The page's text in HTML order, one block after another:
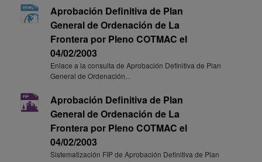
Aprobación Definitiva de Plan
General de Ordenación de La
Frontera por Pleno COTMAC el
04/02/2003
Enlace a la consulta de Aprobación Definitiva de Plan
General de Ordenación...
Aprobación Definitiva de Plan
General de Ordenación de La
Frontera por Pleno COTMAC el
04/02/2003
Sistematización FIP de Aprobación Definitiva de Plan